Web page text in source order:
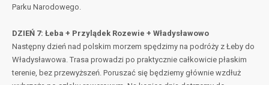
Parku Narodowego.
DZIEŃ 7: Łeba + Przylądek Rozewie + Władysławowo
Następny dzień nad polskim morzem spędzimy na podróży z Łeby do
Władysławowa. Trasa prowadzi po praktycznie całkowicie płaskim
terenie, bez przewyższeń. Poruszać się będziemy głównie wzdłuż